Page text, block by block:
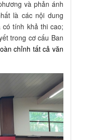
và phản ánh
là các nội dung
tính khả thi cao;
trong cơ cấu Ban
chỉnh tất cả văn